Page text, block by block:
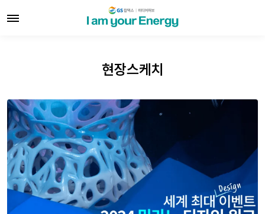
현장스케치